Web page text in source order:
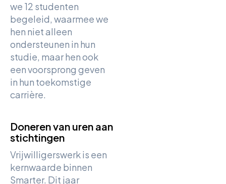
we 12 studenten
begeleid, waarmee we
hen niet alleen
ondersteunen in hun
studie, maar hen ook
een voorsprong geven
in hun toekomstige
carrière.
Doneren van uren aan
stichtingen
Vrijwilligerswerk is een
kernwaarde binnen
Smarter. Dit jaar